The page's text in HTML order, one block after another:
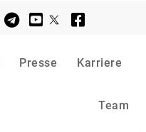
Presse Karriere
Team